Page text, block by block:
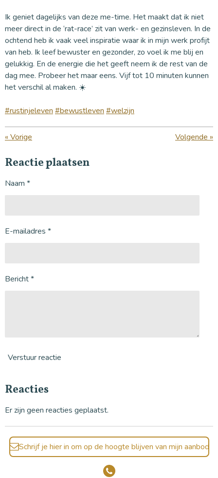
Ik geniet dagelijks van deze me-time. Het maakt dat ik niet
meer direct in de ‘rat-race’ zit van werk- en gezinsleven. In de
ochtend heb ik vaak veel inspiratie waar ik in mijn werk profijt
van heb. Ik leef bewuster en gezonder, zo voel ik me blij en
gelukkig. En de energie die het geeft neem ik de rest van de
dag mee. Probeer het maar eens. Vijf tot 10 minuten kunnen
het verschil al maken. ☀️
#rustinjeleven #bewustleven #welzijn
« Vorige Volgende »
Reactie plaatsen
Naam *
E-mailadres *
Bericht *
Verstuur reactie
Reacties
Er zijn geen reacties geplaatst.
Schrijf je hier in om op de hoogte blijven van mijn aanbod